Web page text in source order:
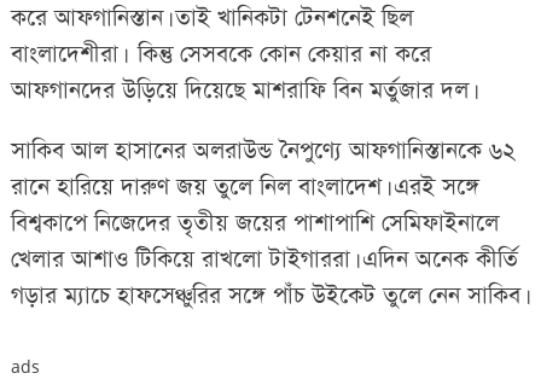
করে আফগানিস্তান। তাই খানিকটা টেনশনেই ছিল
বাংলাদেশীরা। কিন্তু সেসবকে কোন কেয়ার না করে
আফগানদের উড়িয়ে দিয়েছে মাশরাফি বিন মর্তুজার দল।
সাকিব আল হাসানের অলরাউন্ড নৈপুণ্যে আফগানিস্তানকে ৬২
রানে হারিয়ে দারুণ জয় তুলে নিল বাংলাদেশ। এরই সঙ্গে
বিশ্বকাপে নিজেদের তৃতীয় জয়ের পাশাপাশি সেমিফাইনালে
খেলার আশাও টিকিয়ে রাখলো টাইগাররা। এদিন অনেক কীর্তি
গড়ার ম্যাচে হাফসেঞ্চুরির সঙ্গে পাঁচ উইকেট তুলে নেন সাকিব।
ads